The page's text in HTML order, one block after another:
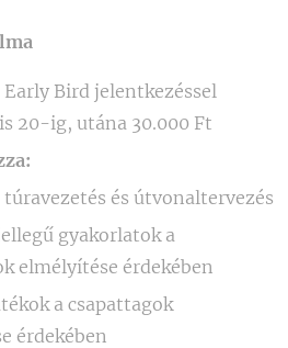
Early Bird jelentkezéssel
20-ig, utána 30.000 Ft
és útvonaltervezés
gyakorlatok a
elmélyítése érdekében
a csapattagok
érdekében